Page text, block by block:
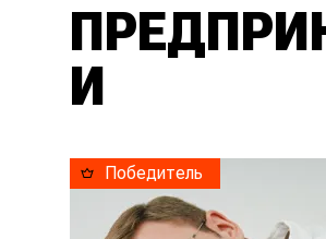
И
Победитель